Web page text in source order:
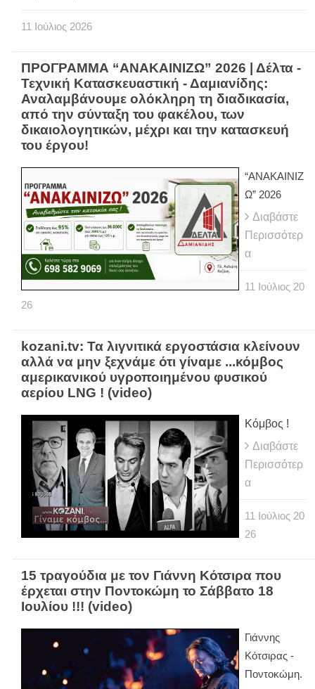
11 Ιούλιος 2026
ΠΡΟΓΡΑΜΜΑ “ΑΝΑΚΑΙΝΙΖΩ” 2026 | Δέλτα -
Τεχνική Κατασκευαστική - Δαμιανίδης:
Αναλαμβάνουμε ολόκληρη τη διαδικασία,
από την σύνταξη του φακέλου, των
δικαιολογητικών, μέχρι και την κατασκευή
του έργου!
“ΑΝΑΚΑΙΝΙΖ
Ω” 2026
Διαβάστε
Περισσότερ
α
11 Ιούλιος 20
26
kozani.tv: Τα λιγνιτικά εργοστάσια κλείνουν
αλλά να μην ξεχνάμε ότι γίναμε ...κόμβος
αμερικανικού υγροποιημένου φυσικού
αερίου LNG ! (video)
Κόμβος !
Διαβάστε
Περισσότερ
α
11 Ιούλιος 20
26
15 τραγούδια με τον Γιάννη Κότσιρα που
έρχεται στην Ποντοκώμη το Σάββατο 18
Ιουλίου !!! (video)
Γιάννης
Κότσιρας -
Ποντοκώμη.